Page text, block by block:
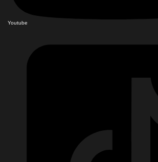
Youtube